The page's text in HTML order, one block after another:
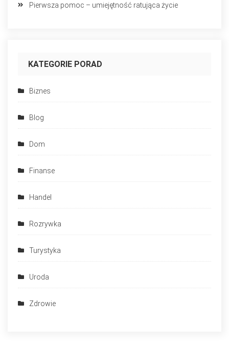
Pierwsza pomoc – umiejętność ratująca życie
KATEGORIE PORAD
Biznes
Blog
Dom
Finanse
Handel
Rozrywka
Turystyka
Uroda
Zdrowie